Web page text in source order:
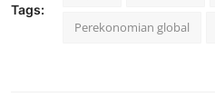
Tags:
Perekonomian global